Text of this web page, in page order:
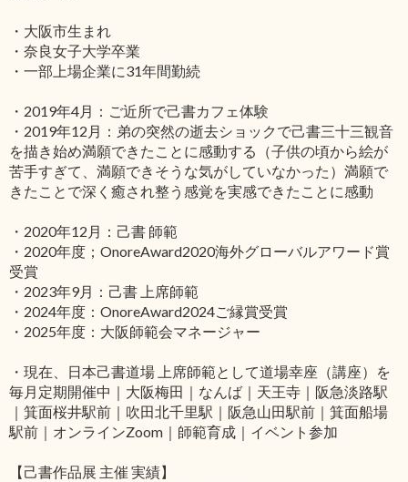
・大阪市生まれ
・奈良女子大学卒業
・一部上場企業に31年間勤続
・2019年4月：ご近所で己書カフェ体験
・2019年12月：弟の突然の逝去ショックで己書三十三観音
を描き始め満願できたことに感動する（子供の頃から絵が
苦手すぎて、満願できそうな気がしていなかった）満願で
きたことで深く癒され整う感覚を実感できたことに感動
・2020年12月：己書 師範
・2020年度；OnoreAward2020海外グローバルアワード賞
受賞
・2023年9月：己書 上席師範
・2024年度：OnoreAward2024ご縁賞受賞
・2025年度：大阪師範会マネージャー
・現在、日本己書道場 上席師範として道場幸座（講座）を
毎月定期開催中｜大阪梅田｜なんば｜天王寺｜阪急淡路駅
｜箕面桜井駅前｜吹田北千里駅｜阪急山田駅前｜箕面船場
駅前｜オンラインZoom｜師範育成｜イベント参加
【己書作品展 主催 実績】